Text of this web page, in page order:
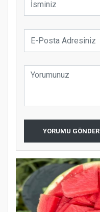
YORUMU GÖNDER